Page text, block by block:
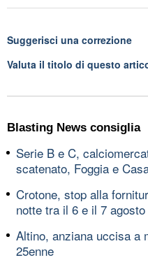
Suggerisci una correzione
Valuta il titolo di questo
Blasting News consiglia
Serie B e C,
scatenato, Foggia e
Crotone, stop alla
notte tra il 6 e il 7 agosto
Altino, anziana uccisa a
25enne